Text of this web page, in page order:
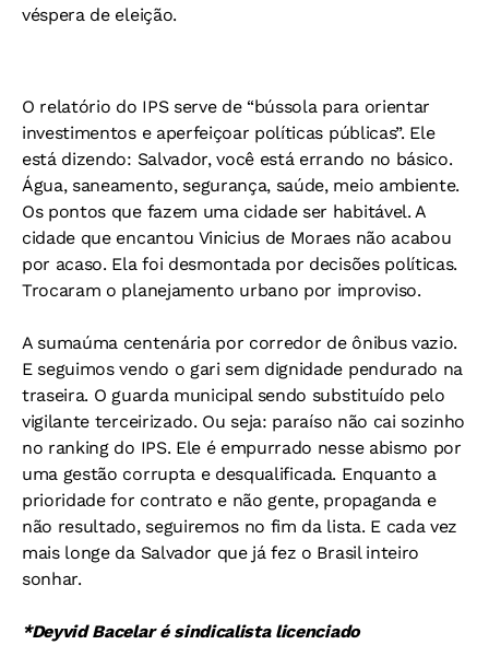
véspera de eleição.
O relatório do IPS serve de “bússola para orientar
investimentos e aperfeiçoar políticas públicas”. Ele
está dizendo: Salvador, você está errando no básico.
Água, saneamento, segurança, saúde, meio ambiente.
Os pontos que fazem uma cidade ser habitável. A
cidade que encantou Vinicius de Moraes não acabou
por acaso. Ela foi desmontada por decisões políticas.
Trocaram o planejamento urbano por improviso.
A sumaúma centenária por corredor de ônibus vazio.
E seguimos vendo o gari sem dignidade pendurado na
traseira. O guarda municipal sendo substituído pelo
vigilante terceirizado. Ou seja: paraíso não cai sozinho
no ranking do IPS. Ele é empurrado nesse abismo por
uma gestão corrupta e desqualificada. Enquanto a
prioridade for contrato e não gente, propaganda e
não resultado, seguiremos no fim da lista. E cada vez
mais longe da Salvador que já fez o Brasil inteiro
sonhar.
*Deyvid Bacelar é sindicalista licenciado